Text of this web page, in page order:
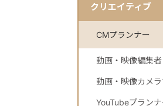
クリエイティブ
CMプランナー
動画・映像編集者
動画・映像カメ
YouTubeプランナ